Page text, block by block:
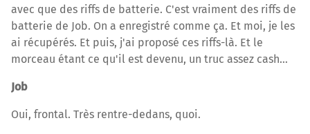
avec que des riffs de batterie. C'est vraiment des riffs de
batterie de Job. On a enregistré comme ça. Et moi, je les
ai récupérés. Et puis, j'ai proposé ces riffs-là. Et le
morceau étant ce qu'il est devenu, un truc assez cash…
Job
Oui, frontal. Très rentre-dedans, quoi.